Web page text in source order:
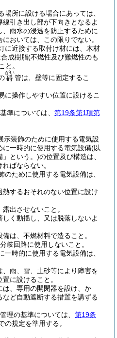
場所に設ける場合にあっては、
引き出し部が下向きとなるよ
、雨水の浸透を防止するために
おいては、この限りでない。
に近接する取付け材には、木材
合成樹脂(不燃性及び難燃性のも
と。
碍
がい
管は、壁等に固定するこ
に操作しやすい位置に設けるこ
準については、 第19条第1項第
示装飾のために使用する電気設
一時的に使用する電気設備(以
」という。)の位置及び構造は、
ばならない。
のために使用する電気設備は、
熱するおそれのない位置に設け
出させないこと。
しく動揺し、又は脱落しないよ
は、不燃材料で造ること。
岐回路に使用しないこと。
一時的に使用する電気設備は、
、雨、雪、土砂等により障害を
に設けること。
は、専用の開閉器を設け、か
ど自動遮断する措置を講ずる
理の基準については、 第19条
の規定を準用する。